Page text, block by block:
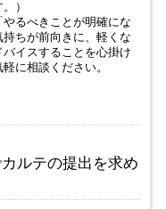
）
やるべきことが明確にな
ちが前向きに、軽くな
イスすることを心掛け
に相談ください。
ルテの提出を求め